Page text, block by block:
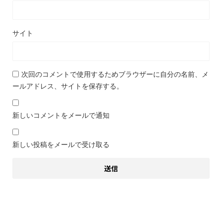
サイト
次回のコメントで使用するためブラウザーに自分の名前、メ
ールアドレス、サイトを保存する。
新しいコメントをメールで通知
新しい投稿をメールで受け取る